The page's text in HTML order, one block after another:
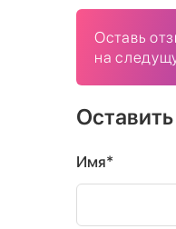
Оставь
на
Имя*